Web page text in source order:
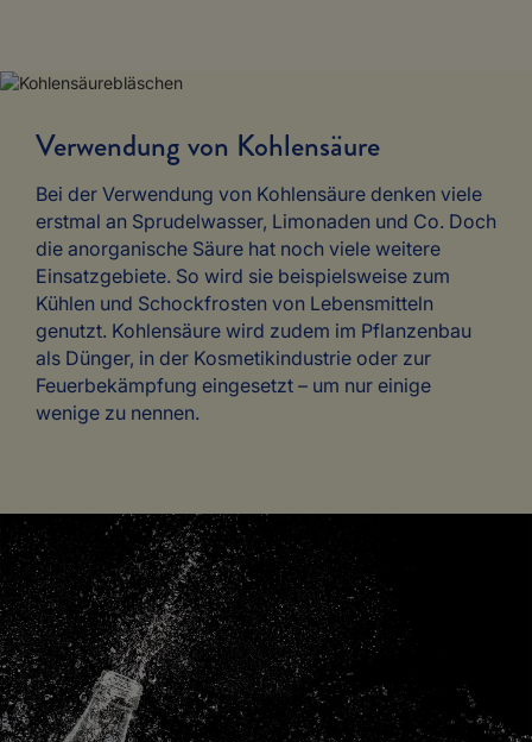
Verwendung von Kohlensäure
Bei der Verwendung von Kohlensäure denken viele
erstmal an Sprudelwasser, Limonaden und Co. Doch
die anorganische Säure hat noch viele weitere
Einsatzgebiete. So wird sie beispielsweise zum
Kühlen und Schockfrosten von Lebensmitteln
genutzt. Kohlensäure wird zudem im Pflanzenbau
als Dünger, in der Kosmetikindustrie oder zur
Feuerbekämpfung eingesetzt – um nur einige
wenige zu nennen.